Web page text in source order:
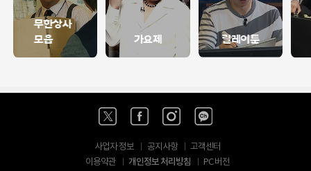
무한상사
모음
가요제 릴레이툰
사업자 정보 공지사항
고객센터
이용약관
개인정보 처리방침 PC 버전